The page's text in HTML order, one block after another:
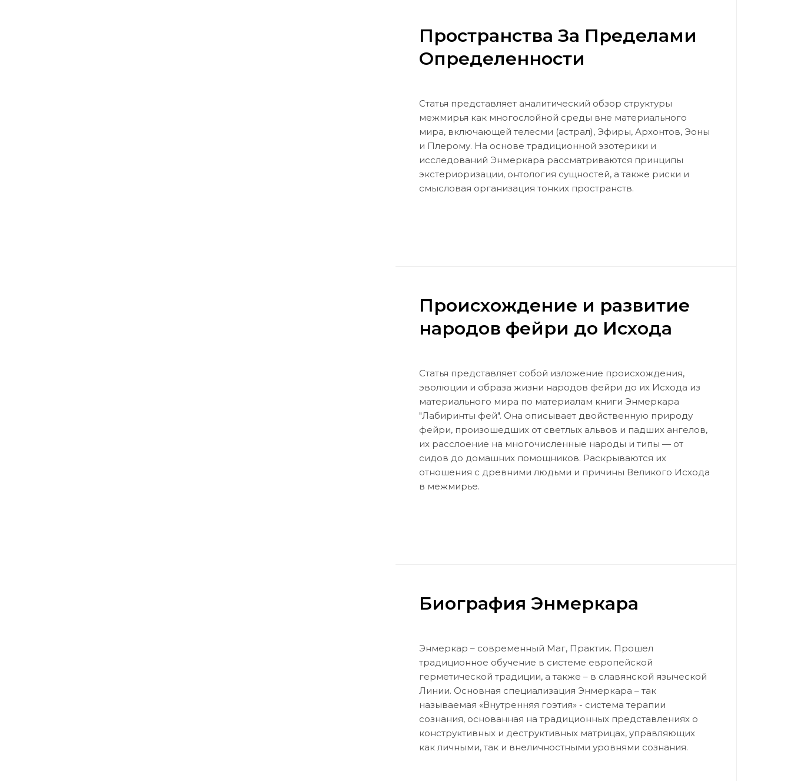
Пространства За Пределами
Определенности
Статья представляет аналитический обзор структуры
межмирья как многослойной среды вне материального
мира, включающей телесми (астрал), Эфиры, Архонтов, Эоны
и Плерому. На основе традиционной эзотерики и
исследований Энмеркара рассматриваются принципы
экстериоризации, онтология сущностей, а также риски и
смысловая организация тонких пространств.
Происхождение и развитие
народов фейри до Исхода
Статья представляет собой изложение происхождения,
эволюции и образа жизни народов фейри до их Исхода из
материального мира по материалам книги Энмеркара
"Лабиринты фей". Она описывает двойственную природу
фейри, произошедших от светлых альвов и падших ангелов,
их расслоение на многочисленные народы и типы — от
сидов до домашних помощников. Раскрываются их
отношения с древними людьми и причины Великого Исхода
в межмирье.
Биография Энмеркара
Энмеркар – современный Маг, Практик. Прошел
традиционное обучение в системе европейской
герметической традиции, а также – в славянской языческой
Линии. Основная специализация Энмеркара – так
называемая «Внутренняя гоэтия» - система терапии
сознания, основанная на традиционных представлениях о
конструктивных и деструктивных матрицах, управляющих
как личными, так и внеличностными уровнями сознания.